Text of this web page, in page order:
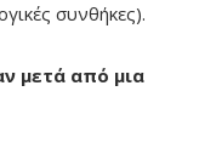
συνθήκες).
μετά από μια